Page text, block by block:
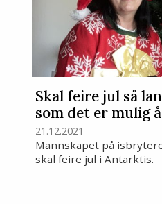
Skal feire jul så
som det er mulig
21.12.2021
Mannskapet på
skal feire jul i Antarktis.